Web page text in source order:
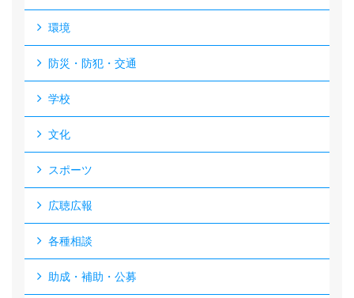
環境
防災・防犯・交通
学校
文化
スポーツ
広聴広報
各種相談
助成・補助・公募